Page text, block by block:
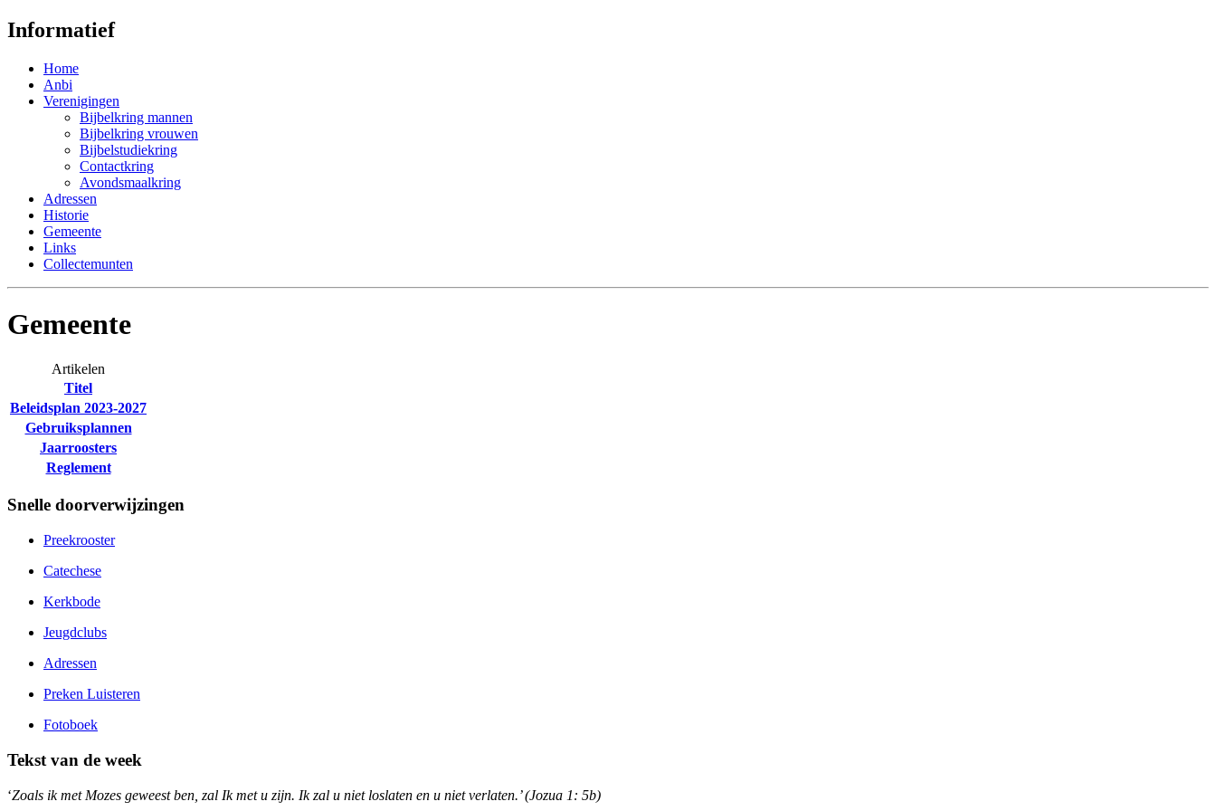
Informatief
Home
Anbi
Verenigingen
Bijbelkring mannen
Bijbelkring vrouwen
Bijbelstudiekring
Contactkring
Avondsmaalkring
Adressen
Historie
Gemeente
Links
Collectemunten
Gemeente
Artikelen
Titel
Beleidsplan 2023-2027
Gebruiksplannen
Jaarroosters
Reglement
Snelle doorverwijzingen
Preekrooster
Catechese
Kerkbode
Jeugdclubs
Adressen
Preken Luisteren
Fotoboek
Tekst van de week
‘Zoals ik met Mozes geweest ben, zal Ik met u zijn. Ik zal u niet loslaten en u niet verlaten.’ (Jozua 1: 5b)